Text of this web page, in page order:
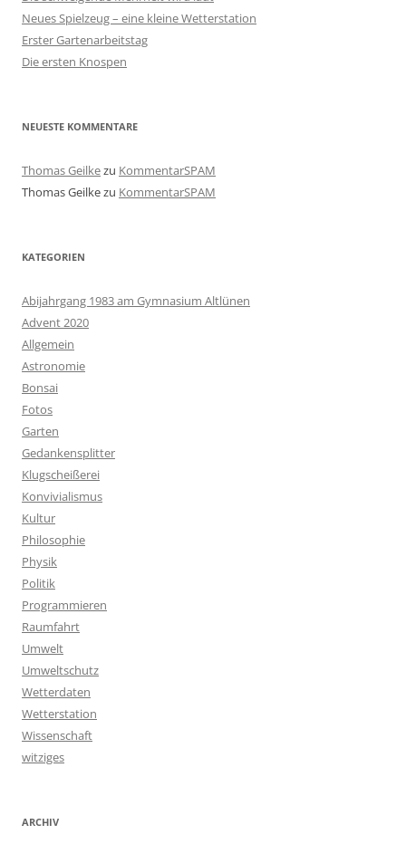
Neues Spielzeug – eine kleine Wetterstation
Erster Gartenarbeitstag
Die ersten Knospen
NEUESTE KOMMENTARE
Thomas Geilkezu KommentarSPAM
Thomas Geilkezu KommentarSPAM
KATEGORIEN
Abijahrgang 1983 am Gymnasium Altlünen
Advent 2020
Allgemein
Astronomie
Bonsai
Fotos
Garten
Gedankensplitter
Klugscheißerei
Konvivialismus
Kultur
Philosophie
Physik
Politik
Programmieren
Raumfahrt
Umwelt
Umweltschutz
Wetterdaten
Wetterstation
Wissenschaft
witziges
ARCHIV